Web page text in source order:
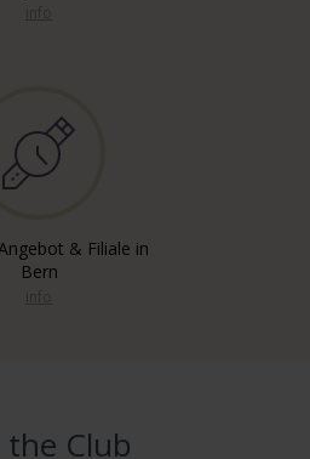
& Filiale in
Bern
the Club